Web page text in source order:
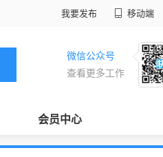
我要发布 移动端
微信公众号
查看更多工作
会员中心